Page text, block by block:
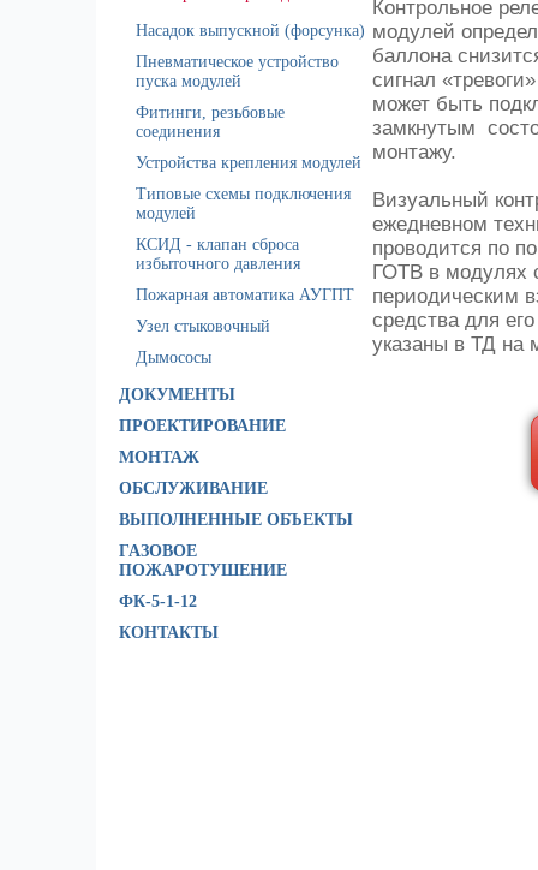
Насадок выпускной (форсунка)
Пневматическое устройство
пуска модулей
Фитинги, резьбовые
соединения
Устройства крепления модулей
Типовые схемы подключения
модулей
КСИД - клапан сброса
избыточного давления
Пожарная автоматика АУГПТ
Узел стыковочный
Дымососы
ДОКУМЕНТЫ
ПРОЕКТИРОВАНИЕ
МОНТАЖ
ОБСЛУЖИВАНИЕ
ВЫПОЛНЕННЫЕ ОБЪЕКТЫ
ГАЗОВОЕ
ПОЖАРОТУШЕНИЕ
ФК-5-1-12
КОНТАКТЫ
Контрольное
модулей
баллона
сигнал
может быть
замкнутым
монтажу.
Визуальный
ежедневном
проводится по
ГОТВ в модулях
периодическим
средства для
указаны в ТД на